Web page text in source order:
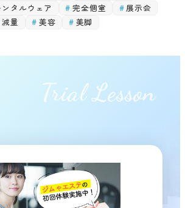
ンタルウェア 完全個室
展示会
減量 美容 美脚
Trial Lesson